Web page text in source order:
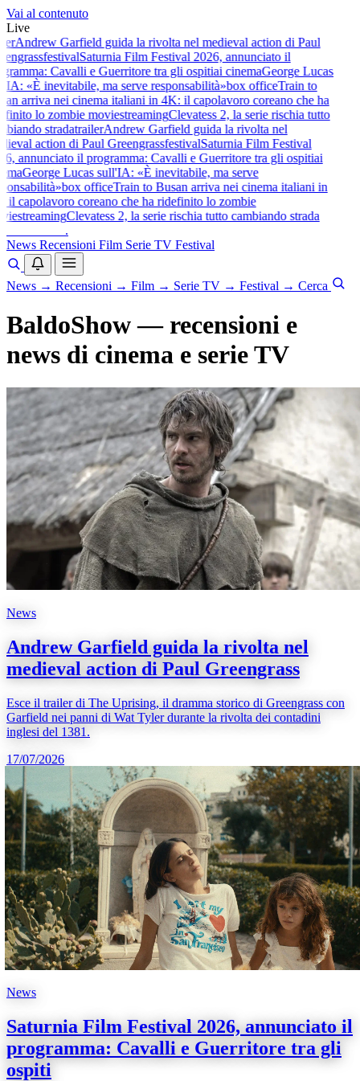
Vai al contenuto
Live
Andrew Garfield guida la rivolta nel medieval action di Paul
festivalSaturnia Film Festival 2026, annunciato il
Cavalli e Guerritore tra gli ospitiai cinemaGeorge Lucas
«È inevitabile, ma serve responsabilità»box officeTrain to
arriva nei cinema italiani in 4K: il capolavoro coreano che ha
lo zombie moviestreamingClevatess 2, la serie rischia tutto
stradatrailerAndrew Garfield guida la rivolta nel
action di Paul GreengrassfestivalSaturnia Film Festival
annunciato il programma: Cavalli e Guerritore tra gli ospitiai
George Lucas sull'IA: «È inevitabile, ma serve
box officeTrain to Busan arriva nei cinema italiani in
capolavoro coreano che ha ridefinito lo zombie
streamingClevatess 2, la serie rischia tutto cambiando strada
.
News Recensioni Film Serie TV Festival
News → Recensioni → Film → Serie TV → Festival → Cerca
BaldoShow — recensioni e
news di cinema e serie TV
News
Andrew Garfield guida la rivolta nel
medieval action di Paul Greengrass
Esce il trailer di The Uprising, il dramma storico di Greengrass con
Garfield nei panni di Wat Tyler durante la rivolta dei contadini
inglesi del 1381.
17/07/2026
News
Saturnia Film Festival 2026, annunciato il
programma: Cavalli e Guerritore tra gli
ospiti